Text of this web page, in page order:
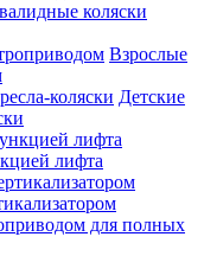
коляски
Взрослые
Детские
лифта